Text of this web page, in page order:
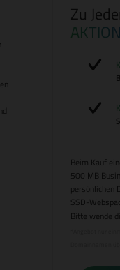
Zu
Beim Kauf
500 MB
persönlichen
SSD-
Bitte wende